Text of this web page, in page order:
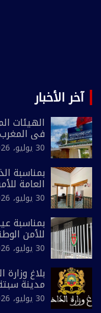
آخر الأخبار
الهيئات
في
ضيق”
30 يوليو، 2026
العامة
الشرطة
30 يوليو، 2026
بمناسبة
للأمن
فرقتين
30 يوليو، 2026
بلاغ
مدينة
30 يوليو، 2026